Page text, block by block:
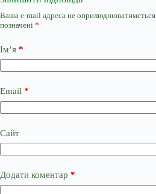
Ваша e-mail адреса не оприлюднюватиметься.
позначені *
Ім’я *
Email *
Сайт
Додати коментар *